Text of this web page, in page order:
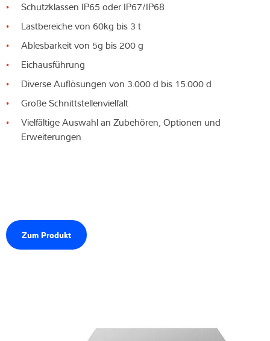
Schutzklassen IP65 oder IP67/IP68
Lastbereiche von 60kg bis 3 t
Ablesbarkeit von 5g bis 200 g
Eichausführung
Diverse Auflösungen von 3.000 d bis 15.000 d
Große Schnittstellenvielfalt
Vielfältige Auswahl an Zubehören, Optionen und
Erweiterungen
Zum Produkt